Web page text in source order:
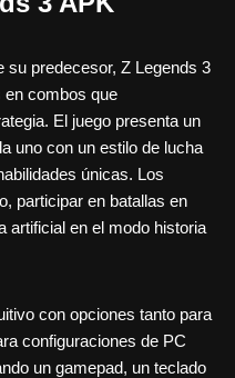
su predecesor, Z Legends 3
​​en combos que
El juego presenta un
uno con un estilo de lucha
únicas. Los
participar en batallas en
artificial en el modo historia
con opciones tanto para
configuraciones de PC
un gamepad, un teclado